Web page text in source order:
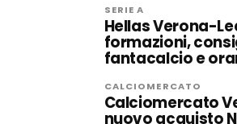
SERIE A
Hellas Verona-
formazioni,
fantacalcio e
CALCIOMERCATO
Calciomercato
nuovo acquisto